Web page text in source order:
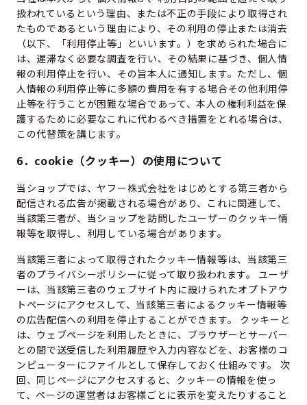
扱われているという理由、または不正の手段により取得され
たものであるという理由により、その利用の停止または消去
（以下、「利用停止等」といいます。）を求められた場合に
は、遅滞なく必要な調査を行い、その結果に基づき、個人情
報の利用停止を行い、その旨本人に通知します。ただし、個
人情報の利用停止等に多額の費用を有する場合その他利用停
止等を行うことが困難な場合であって、本人の権利利益を保
護するために必要なこれに代わるべき措置をとれる場合は、
この代替策を講じます。
6．cookie（クッキー）の使用について
当ショップでは、ヤフー株式会社をはじめとする第三者から
配信される広告が掲載される場合があり、これに関連して、
当該第三者が、当ショップを訪問したユーザーのクッキー情
報等を取得し、利用している場合があります。
当該第三者によって取得されたクッキー情報等は、当該第三
者のプライバシーポリシーに従って取り扱われます。 ユーザ
ーは、当該第三者のウェブサイト内に設けられたオプトアウ
トページにアクセスして、当該第三者によるクッキー情報等
の広告配信への利用を停止することができます。 クッキーと
は、ウェブページを利用したときに、ブラウザーとサーバー
との間で送受信した利用履歴や入力内容などを、お客様のコ
ンピューターにファイルとして保存しておく仕組みです。 次
回、同じページにアクセスすると、クッキーの情報を使っ
て、ページの運営者はお客様ごとに表示を変えたりすること